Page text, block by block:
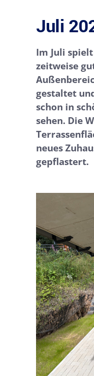
Juli
Im Juli
zeitweise
gestaltet
schon in
sehen. Die
neues
gepflastert.